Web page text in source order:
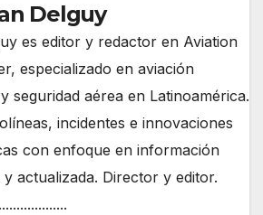
Delguy
es editor y redactor en Aviation
especializado en aviación
seguridad aérea en Latinoamérica.
incidentes e innovaciones
con enfoque en información
actualizada. Director y editor.